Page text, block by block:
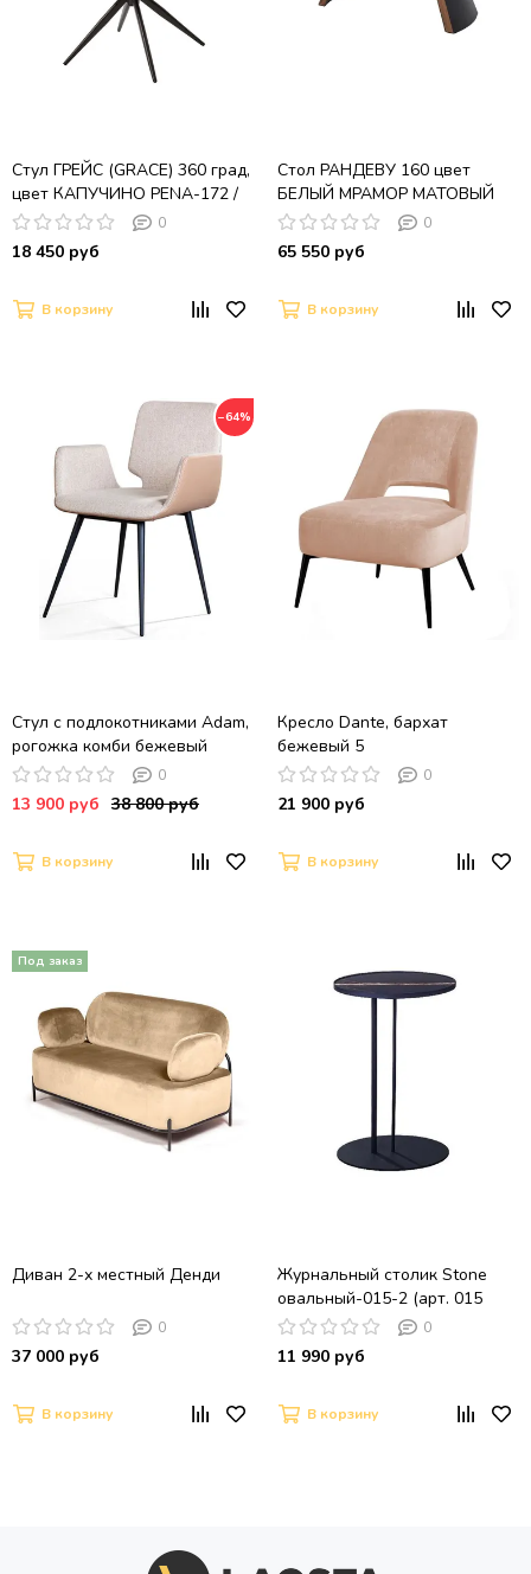
Стул ГРЕЙС (GRACE) 360 град,
цвет КАПУЧИНО PENA-172 /
G1229-7, ткань /
ШОКОЛАДНОЕ ЗОЛОТО
0
18 450 руб
В корзину
Стол РАНДЕВУ 160 цвет
БЕЛЫЙ МРАМОР МАТОВЫЙ
9806035 , керамика / Черный,
Орех эко
0
65 550 руб
В корзину
−64%
Стул с подлокотниками Adam,
рогожка комби бежевый
0
13 900 руб 38 800 руб
В корзину
Кресло Dante, бархат
бежевый 5
0
21 900 руб
В корзину
Диван 2-х местный Денди
0
37 000 руб
В корзину
Журнальный столик Stone
овальный-015-2 (арт. 015
А015.2A07)
0
11 990 руб
В корзину